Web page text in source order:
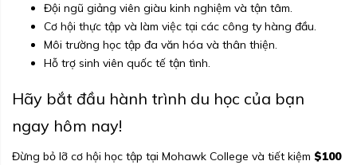
Đội ngũ giảng viên giàu kinh nghiệm và tận tâm.
Cơ hội thực tập và làm việc tại các công ty hàng đầu.
Môi trường học tập đa văn hóa và thân thiện.
Hỗ trợ sinh viên quốc tế tận tình.
Hãy bắt đầu hành trình du học của bạn
ngay hôm nay!
Đừng bỏ lỡ cơ hội học tập tại Mohawk College và tiết kiệm $100